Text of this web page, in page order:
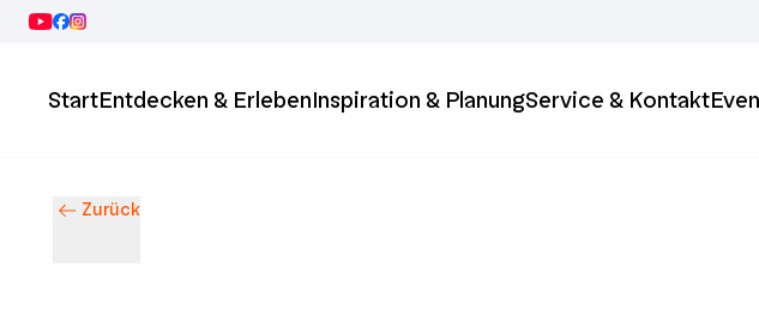
StartEntdecken & ErlebenInspiration & PlanungService & Kontakt
Zurück